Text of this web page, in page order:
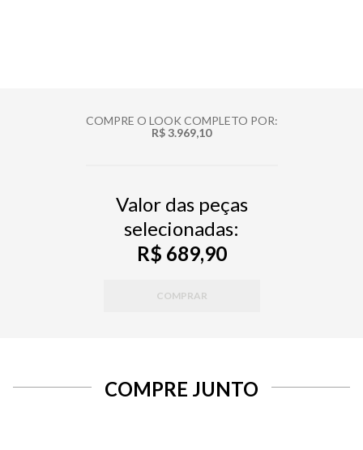
COMPRE O LOOK COMPLETO POR:
R$ 3.969,10
Valor das peças
selecionadas:
R$ 689,90
COMPRAR
COMPRE JUNTO